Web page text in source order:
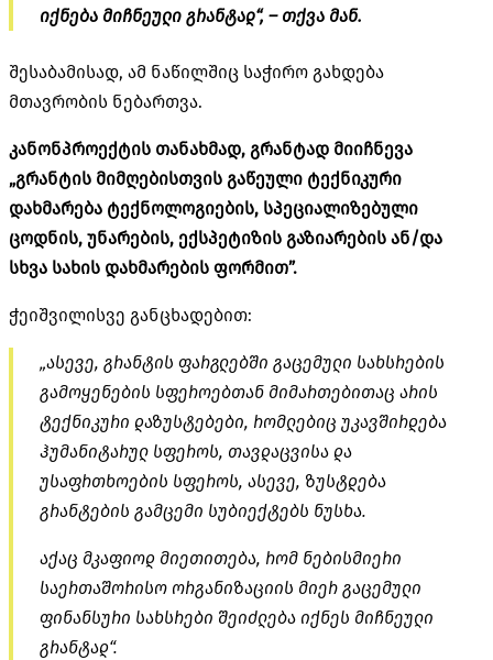
იქნება მიჩნეული გრანტად“, – თქვა მან.
შესაბამისად, ამ ნაწილშიც საჭირო გახდება
მთავრობის ნებართვა.
კანონპროექტის თანახმად, გრანტად მიიჩნევა
„გრანტის მიმღებისთვის გაწეული ტექნიკური
დახმარება ტექნოლოგიების, სპეციალიზებული
ცოდნის, უნარების, ექსპეტიზის გაზიარების ან/და
სხვა სახის დახმარების ფორმით”.
ჭეიშვილისვე განცხადებით:
„ასევე, გრანტის ფარგლებში გაცემული სახსრების
გამოყენების სფეროებთან მიმართებითაც არის
ტექნიკური დაზუსტებები, რომლებიც უკავშირდება
ჰუმანიტარულ სფეროს, თავდაცვისა და
უსაფრთხოების სფეროს, ასევე, ზუსტდება
გრანტების გამცემი სუბიექტებს ნუსხა.
აქაც მკაფიოდ მიეთითება, რომ ნებისმიერი
საერთაშორისო ორგანიზაციის მიერ გაცემული
ფინანსური სახსრები შეიძლება იქნეს მიჩნეული
გრანტად“.